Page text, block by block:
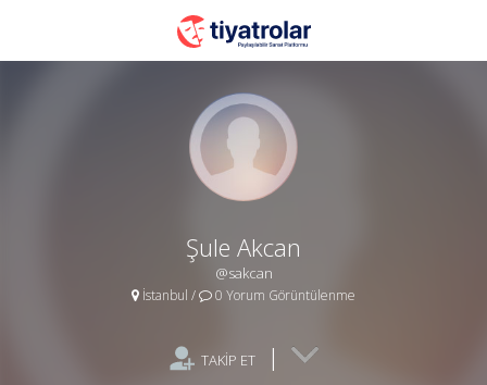
Şule Akcan
@sakcan
İstanbul / 0 Yorum Görüntülenme
TAKİP ET |